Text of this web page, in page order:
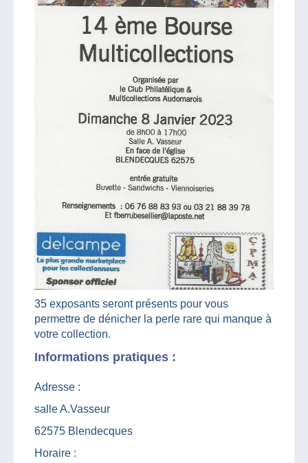
35 exposants seront présents pour vous
permettre de dénicher la perle rare qui manque à
votre collection.
Informations pratiques :
Adresse :
salle A.Vasseur
62575 Blendecques
Horaire :